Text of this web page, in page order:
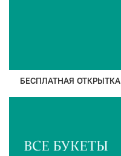
БЕСПЛАТНАЯ ОТКРЫТКА